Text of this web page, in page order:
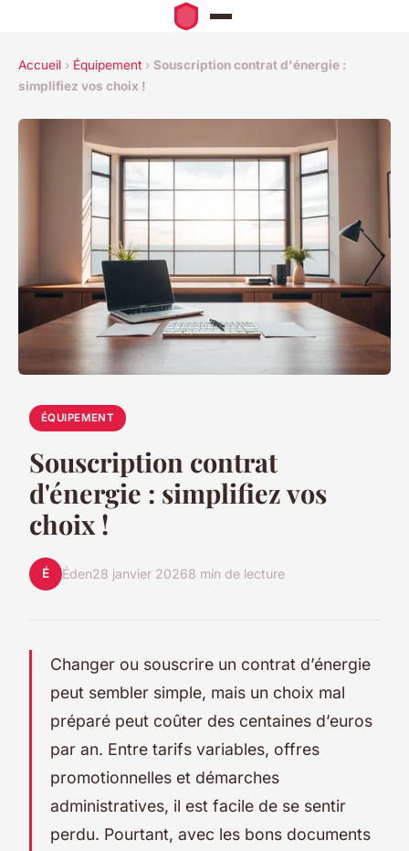
Accueil › Équipement › Souscription contrat d'énergie :
simplifiez vos choix !
ÉQUIPEMENT
Souscription contrat
d'énergie : simplifiez vos
choix !
É Éden28 janvier 20268 min de lecture
Changer ou souscrire un contrat d’énergie
peut sembler simple, mais un choix mal
préparé peut coûter des centaines d’euros
par an. Entre tarifs variables, offres
promotionnelles et démarches
administratives, il est facile de se sentir
perdu. Pourtant, avec les bons documents